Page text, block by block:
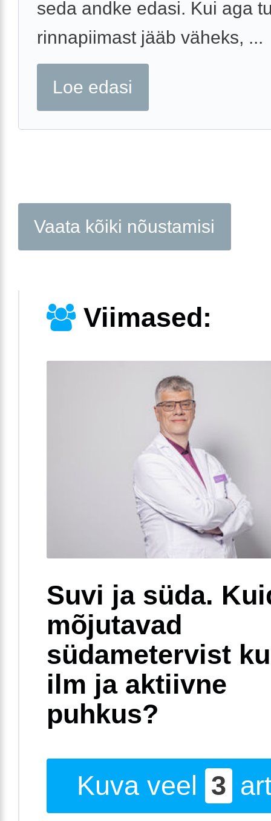
seda andke edasi. Kui aga
rinnapiimast jääb väheks, ...
Loe edasi
Vaata kõiki nõustamisi
Viimased:
Suvi ja süda.
mõjutavad
südametervist
ilm ja aktiivne
puhkus?
Kuva veel 3